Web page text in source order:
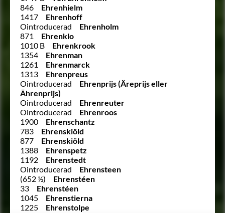
846
Ehrenhielm
1417
Ehrenhoff
Ointroducerad
Ehrenholm
871
Ehrenklo
1010 B
Ehrenkrook
1354
Ehrenman
1261
Ehrenmarck
1313
Ehrenpreus
Ointroducerad
Ehrenprijs (Äreprijs eller
Ährenprijs)
Ointroducerad
Ehrenreuter
Ointroducerad
Ehrenroos
1900
Ehrenschantz
783
Ehrenskiöld
877
Ehrenskiöld
1388
Ehrenspetz
1192
Ehrenstedt
Ointroducerad
Ehrensteen
(652 ½)
Ehrenstéen
33
Ehrenstéen
1045
Ehrenstierna
1225
Ehrenstolpe